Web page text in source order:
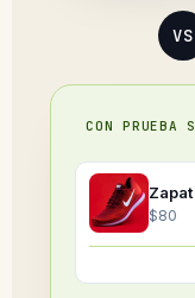
VS
CON PRUEBA
$80